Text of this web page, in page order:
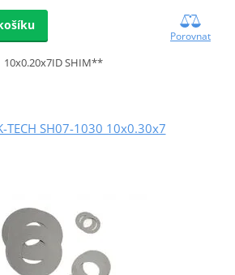
Porovnat
10x0.20x7ID SHIM**
TECH SH07-1030 10x0.30x7